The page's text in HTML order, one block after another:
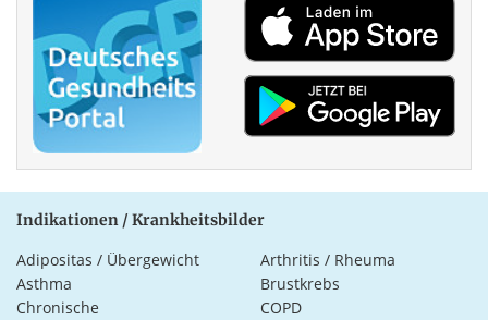
Indikationen / Krankheitsbilder
Adipositas / Übergewicht
Arthritis / Rheuma
Asthma
Brustkrebs
Chronische
COPD